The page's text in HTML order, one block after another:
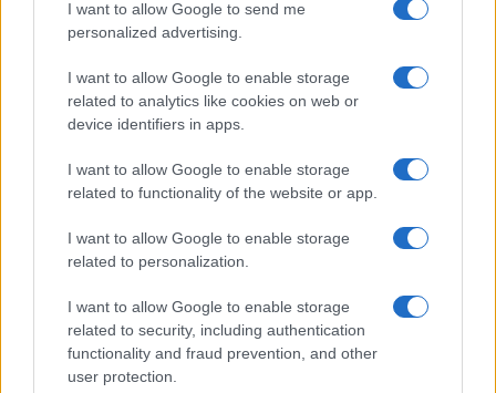
I want to allow Google to send me
personalized advertising.
I want to allow Google to enable storage
related to analytics like cookies on web or
device identifiers in apps.
I want to allow Google to enable storage
related to functionality of the website or app.
I want to allow Google to enable storage
related to personalization.
I want to allow Google to enable storage
related to security, including authentication
functionality and fraud prevention, and other
user protection.
2. Is Brave Wallet beschikbaar als mobiele
Since Brave Wallet is gebouwd in de Brave browser, het is
beschikbaar als een mobiele applicatie voor zowel
Android als iOS.
Het is ook beschikbaar als desktop
applicatie voorWindows, macOS en Linux.
Giorgia Stromeo